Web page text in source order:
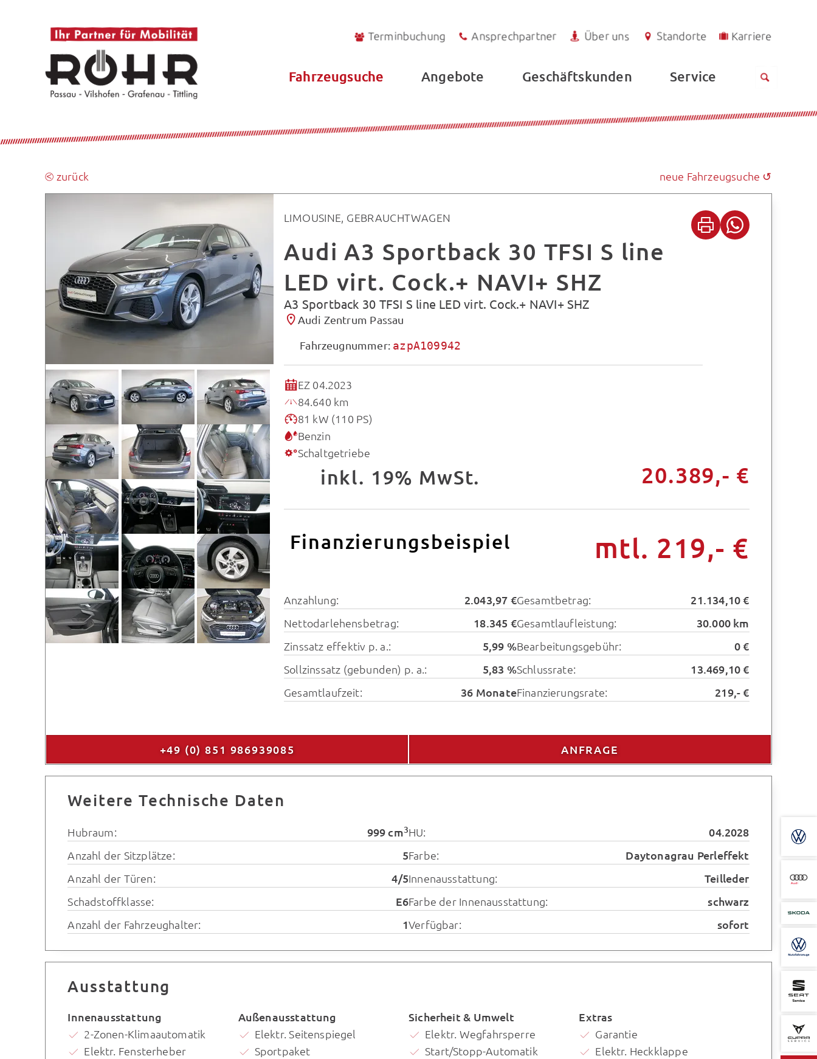
Terminbuchung Ansprechpartner Über uns Standorte Karriere
Fahrzeugsuche Angebote Geschäftskunden Service
⧀ zurück neue Fahrzeugsuche ↺
LIMOUSINE, GEBRAUCHTWAGEN
Audi A3 Sportback 30 TFSI S line
LED virt. Cock.+ NAVI+ SHZ
A3 Sportback 30 TFSI S line LED virt. Cock.+ NAVI+ SHZ
Audi Zentrum Passau
Fahrzeugnummer: azpA109942
EZ 04.2023
84.640 km
81 kW (110 PS)
Benzin
Schaltgetriebe
inkl. 19% MwSt. 20.389,- €
Finanzierungsbeispiel mtl. 219,- €
Anzahlung:
2.043,97 €
Nettodarlehensbetrag:
18.345 €
Zinssatz effektiv p. a.:
5,99 %
Sollzinssatz (gebunden) p. a.:
5,83 %
Gesamtlaufzeit:
36 Monate
Gesamtbetrag:
21.134,10 €
Gesamtlaufleistung:
30.000 km
Bearbeitungsgebühr:
0 €
Schlussrate:
13.469,10 €
Finanzierungsrate:
219,- €
+49 (0) 851 986939085 ANFRAGE
Weitere Technische Daten
Hubraum: 999 cm3
Anzahl der Sitzplätze:
5
Anzahl der Türen:
4/5
Schadstoffklasse:
E6
Anzahl der Fahrzeughalter:
1
HU:
04.2028
Farbe:
Daytonagrau Perleffekt
Innenausstattung:
Teilleder
Farbe der Innenausstattung:
schwarz
Verfügbar:
sofort
Ausstattung
Innenausstattung
2-Zonen-Klimaautomatik
Elektr. Fensterheber
Außenausstattung
Elektr. Seitenspiegel
Sportpaket
Sicherheit & Umwelt
Elektr. Wegfahrsperre
Start/Stopp-Automatik
Extras
Garantie
Elektr. Heckklappe